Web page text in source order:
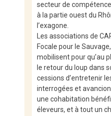
secteur de
à la partie ouest du
l’exagone.
Les associations de
Focale pour le
mobilisent pour qu’au
le retour du loup dans
cessions d’entretenir
interrogées et
une cohabitation
éleveurs, et à tout un